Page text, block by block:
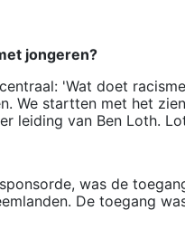
jongeren?
'Wat doet
We startten met het
leiding van Ben Loth.
was de
De toegang